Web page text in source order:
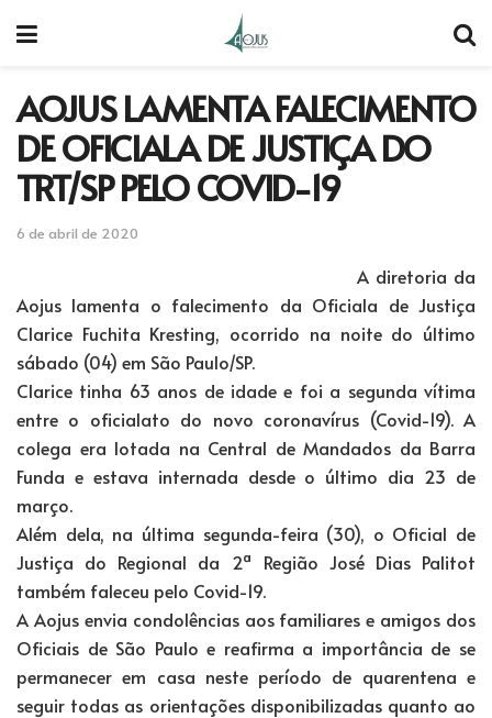
AOJUS LAMENTA FALECIMENTO
DE OFICIALA DE JUSTIÇA DO
TRT/SP PELO COVID-19
6 de abril de 2020
A diretoria da
Aojus lamenta o falecimento da Oficiala de Justiça
Clarice Fuchita Kresting, ocorrido na noite do último
sábado (04) em São Paulo/SP.
Clarice tinha 63 anos de idade e foi a segunda vítima
entre o oficialato do novo coronavírus (Covid-19). A
colega era lotada na Central de Mandados da Barra
Funda e estava internada desde o último dia 23 de
março.
Além dela, na última segunda-feira (30), o Oficial de
Justiça do Regional da 2ª Região José Dias Palitot
também faleceu pelo Covid-19.
A Aojus envia condolências aos familiares e amigos dos
Oficiais de São Paulo e reafirma a importância de se
permanecer em casa neste período de quarentena e
seguir todas as orientações disponibilizadas quanto ao